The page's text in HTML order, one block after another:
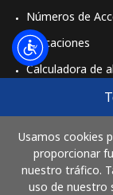
Usamos cookies
proporcionar
nuestro tráfico.
uso de nuestro
Números de
Aplicaciones
Calculadora de
Comprar
Cómo funciona